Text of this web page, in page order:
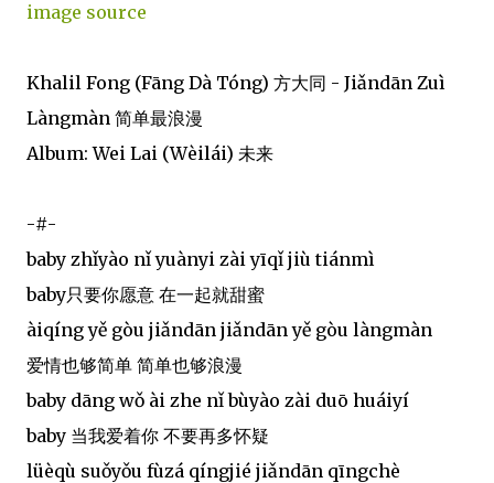
image source
Khalil Fong (Fāng Dà Tóng) 方大同 - Jiǎndān Zuì
Làngmàn 简单最浪漫
Album: Wei Lai (Wèilái) 未来
-#-
baby zhǐyào nǐ yuànyi zài yīqǐ jiù tiánmì
baby只要你愿意 在一起就甜蜜
àiqíng yě gòu jiǎndān jiǎndān yě gòu làngmàn
爱情也够简单 简单也够浪漫
baby dāng wǒ ài zhe nǐ bùyào zài duō huáiyí
baby 当我爱着你 不要再多怀疑
lüèqù suǒyǒu fùzá qíngjié jiǎndān qīngchè